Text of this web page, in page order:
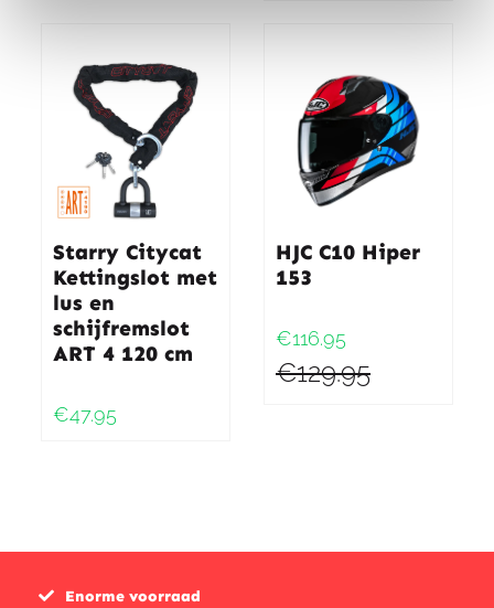
Starry Citycat
Kettingslot met
lus en
schijfremslot
ART 4 120 cm
€47.95
HJC C10 Hiper
153
€116.95
€129.95
Enorme voorraad